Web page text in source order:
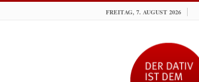
FREITAG, 7. AUGUST 2026